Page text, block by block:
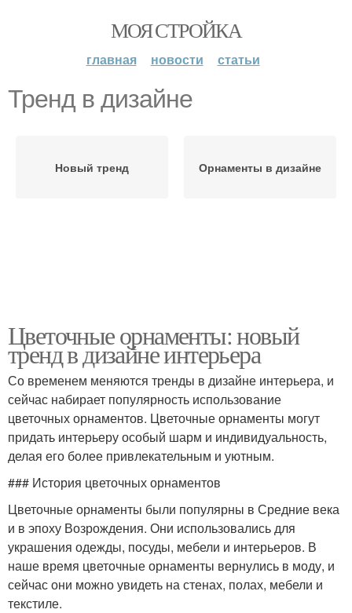
МОЯ СТРОЙКА
главная новости статьи
Тренд в дизайне
Новый тренд Орнаменты в дизайне
Цветочные орнаменты: новый
тренд в дизайне интерьера
Со временем меняются тренды в дизайне интерьера, и
сейчас набирает популярность использование
цветочных орнаментов. Цветочные орнаменты могут
придать интерьеру особый шарм и индивидуальность,
делая его более привлекательным и уютным.
### История цветочных орнаментов
Цветочные орнаменты были популярны в Средние века
и в эпоху Возрождения. Они использовались для
украшения одежды, посуды, мебели и интерьеров. В
наше время цветочные орнаменты вернулись в моду, и
сейчас они можно увидеть на стенах, полах, мебели и
текстиле.